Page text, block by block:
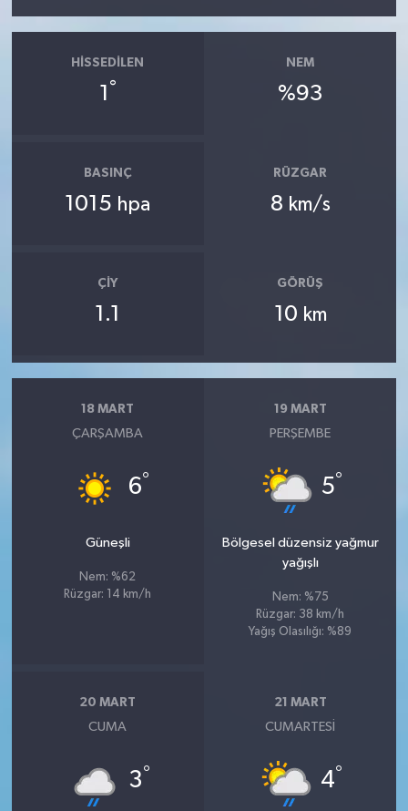
HISSEDILEN
1 °
NEM
%93
BASINÇ
1015 hpa
RÜZGAR
8 km/s
ÇIY
1.1
GÖRÜŞ
10 km
18 MART
ÇARŞAMBA
6°
Güneşli
Nem: %62
Rüzgar: 14 km/h
19 MART
PERŞEMBE
5°
Bölgesel düzensiz yağmur
yağışlı
Nem: %75
Rüzgar: 38 km/h
Yağış Olasılığı: %89
20 MART
CUMA
3°
21 MART
CUMARTESI
4°